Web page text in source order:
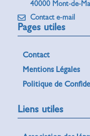
40000 Mont-de-
Contact e-mail
Pages utiles
Contact
Mentions Légales
Politique de
Liens utiles